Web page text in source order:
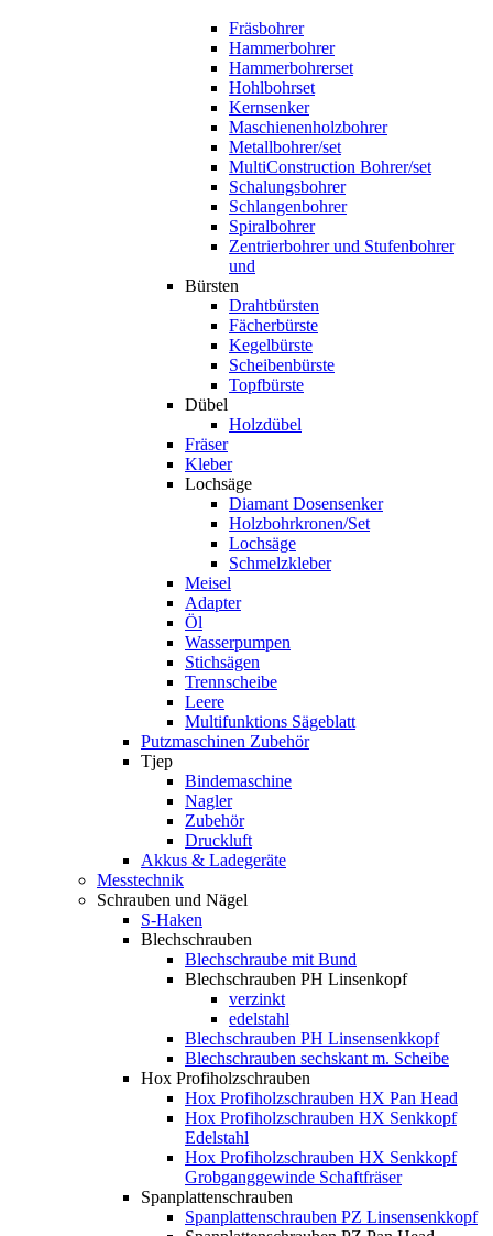
Fräsbohrer
Hammerbohrer
Hammerbohrerset
Hohlbohrset
Kernsenker
Maschienenholzbohrer
Metallbohrer/set
MultiConstruction Bohrer/set
Schalungsbohrer
Schlangenbohrer
Spiralbohrer
Zentrierbohrer und Stufenbohrer
und
Bürsten
Drahtbürsten
Fächerbürste
Kegelbürste
Scheibenbürste
Topfbürste
Dübel
Holzdübel
Fräser
Kleber
Lochsäge
Diamant Dosensenker
Holzbohrkronen/Set
Lochsäge
Schmelzkleber
Meisel
Adapter
Öl
Wasserpumpen
Stichsägen
Trennscheibe
Leere
Multifunktions Sägeblatt
Putzmaschinen Zubehör
Tjep
Bindemaschine
Nagler
Zubehör
Druckluft
Akkus & Ladegeräte
Messtechnik
Schrauben und Nägel
S-Haken
Blechschrauben
Blechschraube mit Bund
Blechschrauben PH Linsenkopf
verzinkt
edelstahl
Blechschrauben PH Linsensenkkopf
Blechschrauben sechskant m. Scheibe
Hox Profiholzschrauben
Hox Profiholzschrauben HX Pan Head
Hox Profiholzschrauben HX Senkkopf
Edelstahl
Hox Profiholzschrauben HX Senkkopf
Grobganggewinde Schaftfräser
Spanplattenschrauben
Spanplattenschrauben PZ Linsensenkkopf